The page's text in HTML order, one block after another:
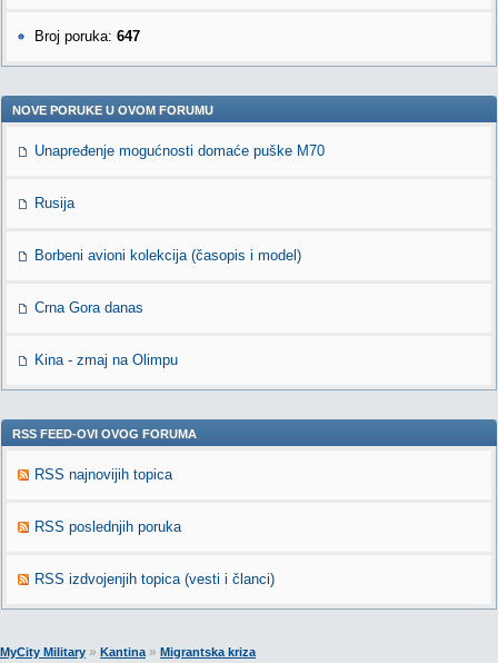
Broj poruka: 647
NOVE PORUKE U OVOM FORUMU
Unapređenje mogućnosti domaće puške M70
Rusija
Borbeni avioni kolekcija (časopis i model)
Crna Gora danas
Kina - zmaj na Olimpu
RSS FEED-OVI OVOG FORUMA
RSS najnovijih topica
RSS poslednjih poruka
RSS izdvojenjih topica (vesti i članci)
MyCity Military » Kantina» Migrantska kriza